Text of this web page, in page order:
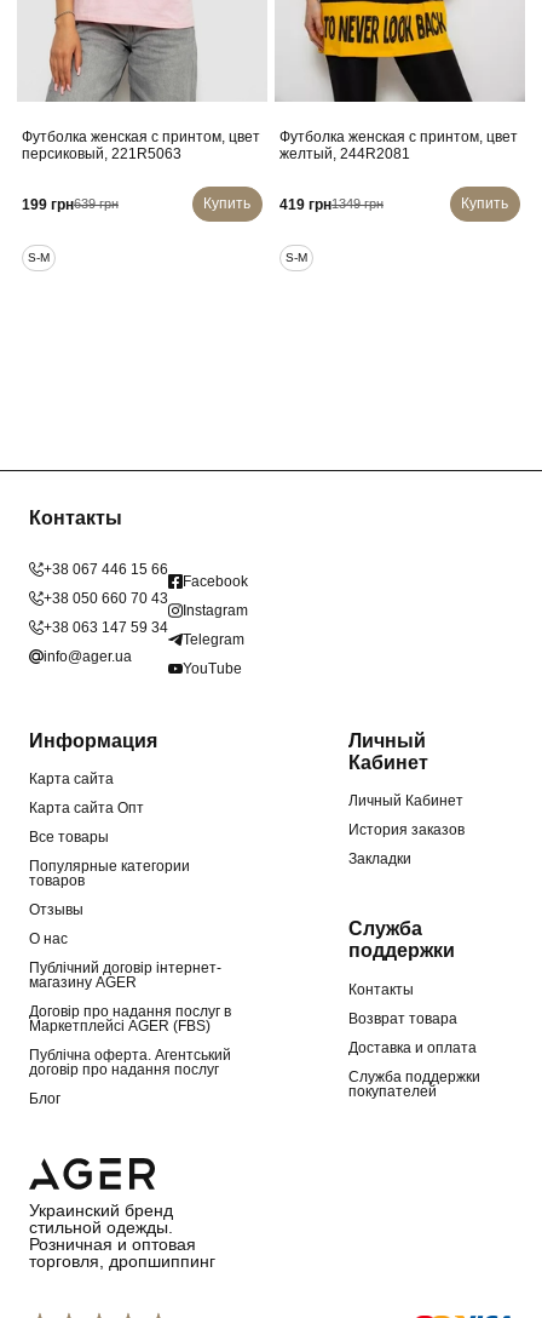
Футболка женская с принтом, цвет
персиковый, 221R5063
199 грн639 грн Купить
S-M
Футболка женская с принтом, цвет
желтый, 244R2081
419 грн1349 грн Купить
S-M
Контакты
+38 067 446 15 66
+38 050 660 70 43
+38 063 147 59 34
info@ager.ua
Facebook
Instagram
Telegram
YouTube
Информация
Карта сайта
Карта сайта Опт
Все товары
Популярные категории
товаров
Отзывы
О нас
Публічний договір інтернет-
магазину AGER
Договір про надання послуг в
Маркетплейсі AGER (FBS)
Публічна оферта. Агентський
договір про надання послуг
Блог
Личный
Кабинет
Личный Кабинет
История заказов
Закладки
Служба
поддержки
Контакты
Возврат товара
Доставка и оплата
Служба поддержки
покупателей
Украинский бренд
стильной одежды.
Розничная и оптовая
торговля, дропшиппинг